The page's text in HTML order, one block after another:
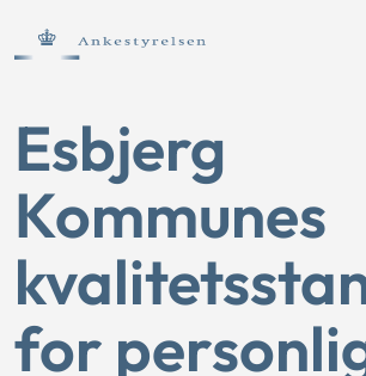
Esbjerg
Kommunes
for